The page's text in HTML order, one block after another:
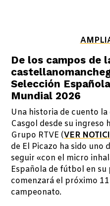
De los campos de
Selección
Mundial 2026
Una historia de cuento
Casgol desde su ingreso
Grupo RTVE (VER
de El Picazo ha sido uno
seguir «con el micro
Española de fútbol en
comenzará el próximo
campeonato.